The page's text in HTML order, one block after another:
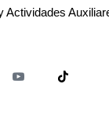
Actividades